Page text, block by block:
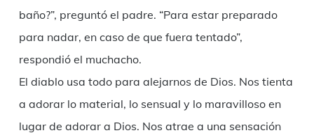
baño?”, preguntó el padre. “Para estar preparado
para nadar, en caso de que fuera tentado”,
respondió el muchacho.
El diablo usa todo para alejarnos de Dios. Nos tienta
a adorar lo material, lo sensual y lo maravilloso en
lugar de adorar a Dios. Nos atrae a una sensación